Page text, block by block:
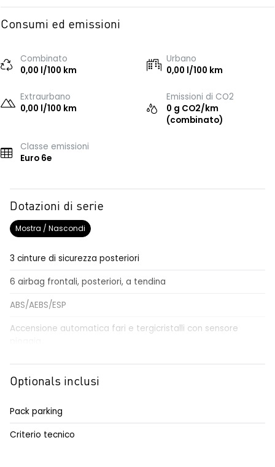
Consumi ed emissioni
Combinato
0,00 l/100 km
Urbano
0,00 l/100 km
Extraurbano
0,00 l/100 km
Emissioni di CO2
0 g CO2/km
(combinato)
Classe emissioni
Euro 6e
Dotazioni di serie
Mostra / Nascondi
3 cinture di sicurezza posteriori
6 airbag frontali, posteriori, a tendina
ABS/AEBS/ESP
Accensione automatica fari e tergicristalli con sensore
Airbag per il conducente e passeggero
Alzacristalli elettrici impulsionali anteriori e posteriori
Alzacristallo elettrico impulsionale anteriore lato conducente
Anabbaglianti Eco-LED
Optionals inclusi
Pack parking
Criterio tecnico